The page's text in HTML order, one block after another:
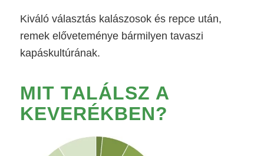
Kiváló választás kalászosok és repce után,
remek előveteménye bármilyen tavaszi
kapáskultúrának.
MIT TALÁLSZ A
KEVERÉKBEN?